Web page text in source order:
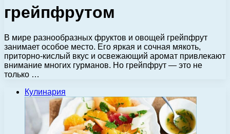
грейпфрутом
В мире разнообразных фруктов и овощей грейпфрут
занимает особое место. Его яркая и сочная мякоть,
приторно-кислый вкус и освежающий аромат привлекают
внимание многих гурманов. Но грейпфрут — это не
только …
Кулинария